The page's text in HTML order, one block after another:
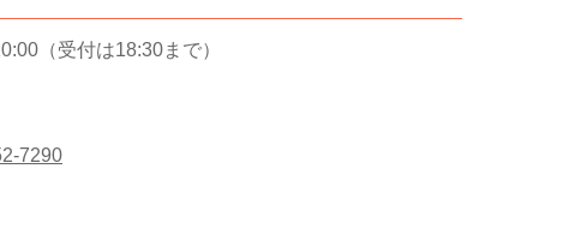
（受付は18:30まで）
7290